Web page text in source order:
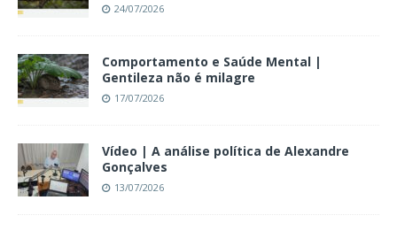
24/07/2026
Comportamento e Saúde Mental |
Gentileza não é milagre
17/07/2026
Vídeo | A análise política de Alexandre
Gonçalves
13/07/2026